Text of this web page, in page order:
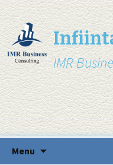
IMR
Menu